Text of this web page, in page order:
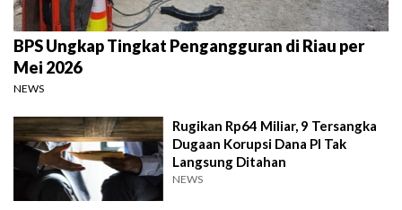
BPS Ungkap Tingkat Pengangguran di Riau per
Mei 2026
NEWS
Rugikan Rp64 Miliar, 9 Tersangka
Dugaan Korupsi Dana PI Tak
Langsung Ditahan
NEWS